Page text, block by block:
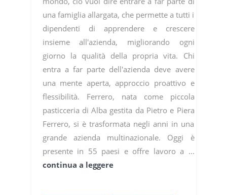
una famiglia allargata, che permette a tutti i
dipendenti di apprendere e crescere
insieme all'azienda, migliorando ogni
giorno la qualità della propria vita. Chi
entra a far parte dell'azienda deve avere
una mente aperta, approccio proattivo e
flessibilità. Ferrero, nata come piccola
pasticceria di Alba gestita da Pietro e Piera
Ferrero, si è trasformata negli anni in una
grande azienda multinazionale. Oggi è
presente in 55 paesi e offre lavoro a ...
continua a leggere